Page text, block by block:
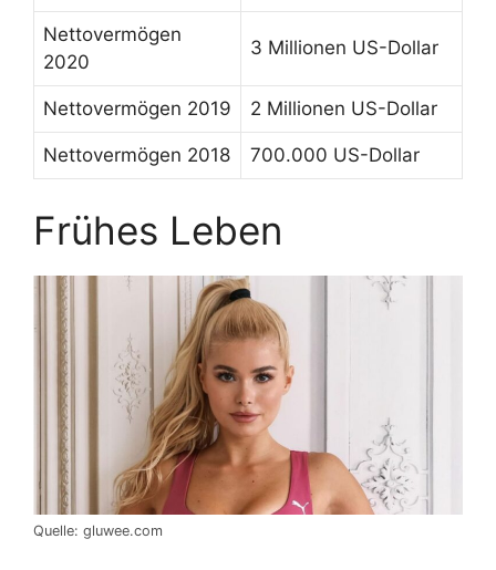
Nettovermögen
2020
3 Millionen US-Dollar
Nettovermögen 2019 2 Millionen US-Dollar
Nettovermögen 2018 700.000 US-Dollar
Frühes Leben
Quelle: gluwee.com